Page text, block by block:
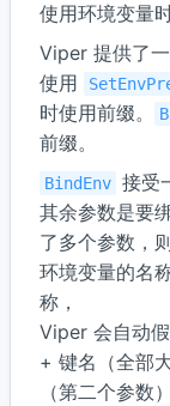
使用环境变量
Viper 提供了
使用
时使用前缀。
前缀。
BindEnv 接受
其余参数是要
了多个参数，
环境变量的名
称，
Viper 会自动
+ 键名（全部
（第二个参数